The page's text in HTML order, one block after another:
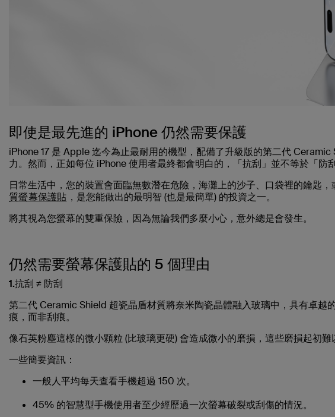
即使是最先進的 iPhone 仍然需要保護
iPhone 17 是 Apple 迄今為止最耐用的機型，配備了升級版的第二代
力。然而，正如每位 iPhone 使用者最終都會明白的，「抗刮」並不等於「防刮
日常生活中，您的裝置會面臨無數潛在危險，海灘上的沙子、口袋裡的鑰匙
質螢幕保護貼 ，是您能做出的最明智 (也是最簡單) 的投資之一。
將其視為您螢幕的雙重保險，因為無論我們多麼小心，意外總是會發生。
仍然需要螢幕保護貼的 5 個理由
1.抗刮 ≠ 防刮
第二代 Ceramic Shield 超瓷晶盾材質將奈米陶瓷晶體融入玻璃中，具有卓越
痕，而非刮痕。
像石英粉塵這樣的微小顆粒 (比玻璃更硬) 會造成微小的磨損，這些磨損起初
一些簡要資訊：
一般人平均每天查看手機超過 150 次。
45% 的智慧型手機使用者至少經歷過一次螢幕破裂或刮傷的情況。